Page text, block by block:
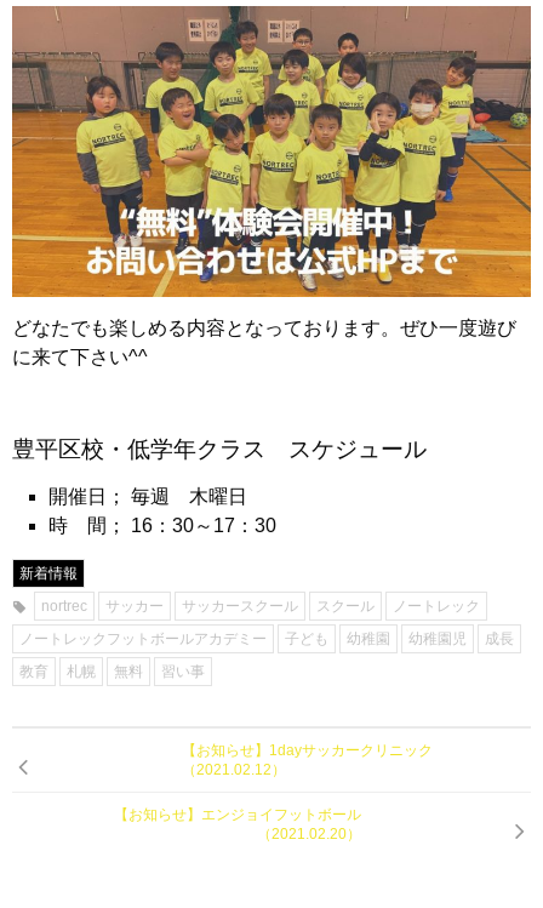
どなたでも楽しめる内容となっております。ぜひ一度遊び
に来て下さい^^
豊平区校・低学年クラス スケジュール
開催日； 毎週 木曜日
時 間；
16 ： 30～ 17 ： 30
新着情報
nortrec
サッカー サッカースクール スクール
ノートレック
ノートレックフットボールアカデミー
子ども 幼稚園 幼稚園児
成長
教育
札幌 無料 習い事
【お知らせ】1dayサッカークリニック
（2021.02.12）
【お知らせ】エンジョイフットボール
（2021.02.20）